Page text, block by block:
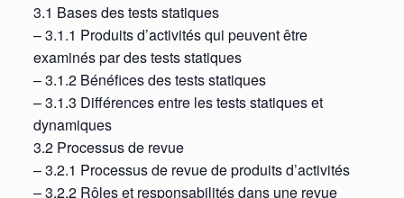
3.1 Bases des tests statiques
– 3.1.1 Produits d’activités qui peuvent être
examinés par des tests statiques
– 3.1.2 Bénéfices des tests statiques
– 3.1.3 Différences entre les tests statiques et
dynamiques
3.2 Processus de revue
– 3.2.1 Processus de revue de produits d’activités
– 3.2.2 Rôles et responsabilités dans une revue